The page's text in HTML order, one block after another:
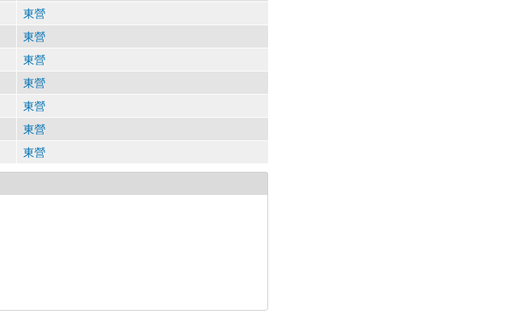
東營
東營
東營
東營
東營
東營
東營